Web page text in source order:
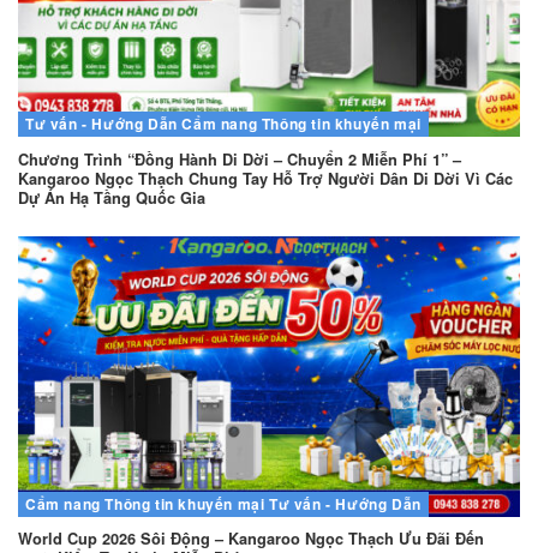
Tư vấn - Hướng Dẫn Cẩm nang Thông tin khuyến mại
Chương Trình “Đồng Hành Di Dời – Chuyển 2 Miễn Phí 1” –
Kangaroo Ngọc Thạch Chung Tay Hỗ Trợ Người Dân Di Dời Vì Các
Dự Án Hạ Tầng Quốc Gia
Cẩm nang Thông tin khuyến mại Tư vấn - Hướng Dẫn
World Cup 2026 Sôi Động – Kangaroo Ngọc Thạch Ưu Đãi Đến